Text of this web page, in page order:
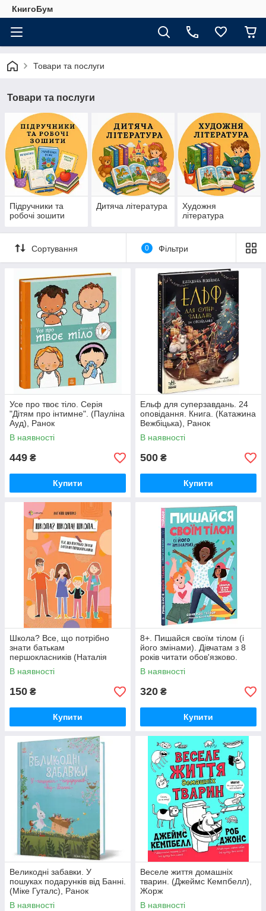
КнигоБум
Товари та послуги
Товари та послуги
Підручники та
робочі зошити
Дитяча література
Художня
література
Сортування 0 Фільтри
Усе про твоє тіло. Серія
"Дітям про інтимне". (Пауліна
Ауд), Ранок
В наявності
449 ₴
Купити
Ельф для суперзавдань. 24
оповідання. Книга. (Катажина
Вежбіцька), Ранок
В наявності
500 ₴
Купити
Школа? Все, що потрібно
знати батькам
першокласників (Наталія
Царенко.), 4MAMAS
В наявності
150 ₴
Купити
8+. Пишайся своїм тілом (і
його змінами). Дівчатам з 8
років читати обов'язково.
(Тейлор Соня Рене), Ранок
В наявності
320 ₴
Купити
Великодні забавки. У
пошуках подарунків від Банні.
(Міке Гуталс), Ранок
В наявності
Веселе життя домашніх
тварин. (Джеймс Кемпбелл),
Жорж
В наявності